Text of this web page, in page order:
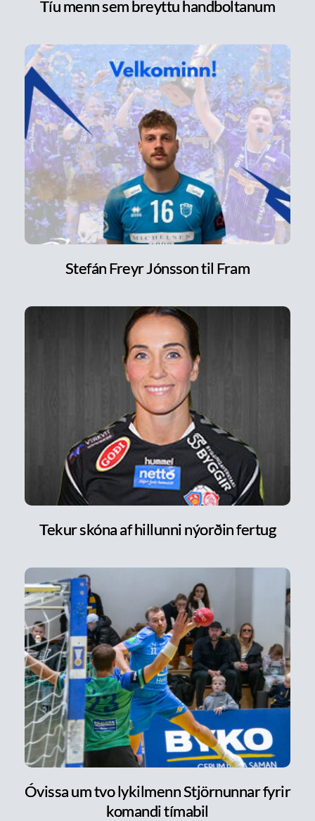
Tíu menn sem breyttu handboltanum
Stefán Freyr Jónsson til Fram
Tekur skóna af hillunni nýorðin fertug
Óvissa um tvo lykilmenn Stjörnunnar fyrir
komandi tímabil